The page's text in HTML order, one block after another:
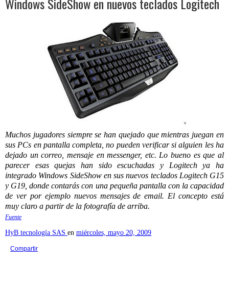
Muchos jugadores siempre se han quejado que mientras juegan en
sus PCs en pantalla completa, no pueden verificar si alguien les ha
dejado un correo, mensaje en messenger, etc. Lo bueno es que al
parecer esas quejas han sido escuchadas y Logitech ya ha
integrado Windows SideShow en sus nuevos teclados Logitech G15
y G19, donde contarás con una pequeña pantalla con la capacidad
de ver por ejemplo nuevos mensajes de email. El concepto está
muy claro a partir de la fotografía de arriba.
Fuente
HyB tecnología SAS en miércoles, mayo 20, 2009
Compartir